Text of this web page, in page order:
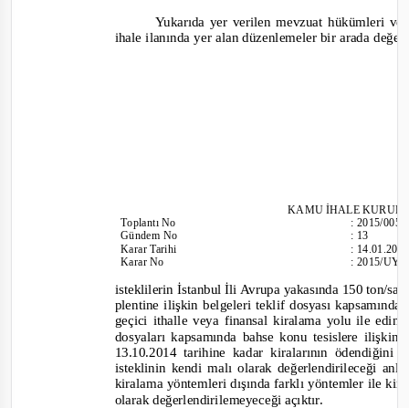
Yukarıda yer verilen mevzuat hükümleri
ihale ilanında yer alan düzenlemeler bir arada
KAMU İHALE
ToplantıNo
Gündem No
Karar Tarihi
Karar No
:2015/005
: 13
:
:2015/
isteklilerin İstanbul İli Avrupa yakasında 150 ton/
plentine ilişkin belgeleri teklif dosyası
geçici ithalle veya finansal kiralama yolu ile
dosyaları kapsamında bahse konu tesislere ilişkin
13.10.2014 tarihine kadar kiralarının
isteklinin kendi malı olarak değerlendirileceği
kiralama yöntemleri dışında farklı yöntemler ile
olarak değerlendirilemeyeceği açıktır.